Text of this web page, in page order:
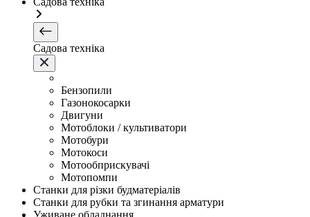
Садова техніка
Бензопили
Газонокосарки
Двигуни
Мотоблоки / культиватори
Мотобури
Мотокоси
Мотообприскувачі
Мотопомпи
Станки для різки будматеріалів
Станки для рубки та згинання арматури
Уживане обладнання